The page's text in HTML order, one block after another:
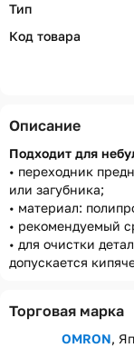
Тип
Код товара
Описание
Подходит для
• переходник
или загубника;
• материал:
• рекомендуемый
• для очистки
допускается
Торговая марка
OMRON,